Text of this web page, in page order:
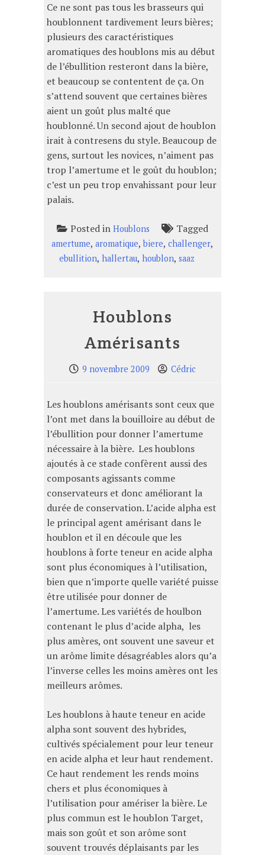
Ce ne sont pas tous les brasseurs qui
houblonnent tardivement leurs bières;
plusieurs des caractéristiques
aromatiques des houblons mis au début
de l’ébullition resteront dans la bière,
et beaucoup se contentent de ça. On
s’attend souvent que certaines bières
aient un goût plus malté que
houblonné. Un second ajout de houblon
irait à contresens du style. Beaucoup de
gens, surtout les novices, n’aiment pas
trop l’amertume et le goût du houblon;
c’est un peu trop envahissant pour leur
palais.
Posted in Houblons Tagged
amertume, aromatique,biere, challenger,
ebullition, hallertau, houblon, saaz
Houblons
Amérisants
9 novembre 2009 Cédric
Les houblons amérisants sont ceux que
l’ont met dans la bouilloire au début de
l’ébullition pour donner l’amertume
nécessaire à la bière. Les houblons
ajoutés à ce stade confèrent aussi des
composants agissants comme
conservateurs et donc améliorant la
durée de conservation. L’acide alpha est
le principal agent amérisant dans le
houblon et il en découle que les
houblons à forte teneur en acide alpha
sont plus économiques à l’utilisation,
bien que n’importe quelle variété puisse
être utilisée pour donner de
l’amertume. Les variétés de houlbon
contenant le plus d’acide alpha, les
plus amères, ont souvent une saveur et
un arôme limite désagréables alors qu’a
l’inverse celles les moins amères ont les
meilleurs arômes.
Les houblons à haute teneur en acide
alpha sont souvent des hybrides,
cultivés spécialement pour leur teneur
en acide alpha et leur haut rendement.
Ce haut rendement les rends moins
chers et plus économiques à
l’utilisation pour amériser la bière. Le
plus commun est le houblon Target,
mais son goût et son arôme sont
souvent trouvés déplaisants par les